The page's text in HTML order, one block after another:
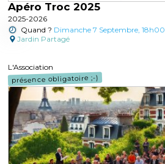
Apéro Troc 2025
2025-2026
Quand ? Dimanche 7 Septembre, 18h00
Jardin Partagé
L'Association
présence obligatoire ;-)